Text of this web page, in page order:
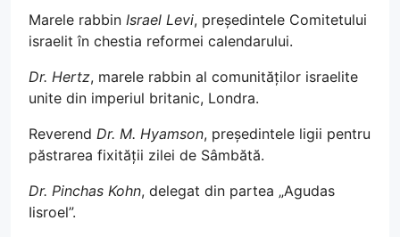
Marele rabbin Israel Levi, președintele Comitetului
israelit în chestia reformei calendarului.
Dr. Hertz, marele rabbin al comunităților israelite
unite din imperiul britanic, Londra.
Reverend Dr. M. Hyamson, președintele ligii pentru
păstrarea fixității zilei de Sâmbătă.
Dr. Pinchas Kohn, delegat din partea „Agudas
Iisroel”.